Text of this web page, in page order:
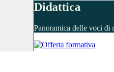
Didattica
Panoramica delle voci di